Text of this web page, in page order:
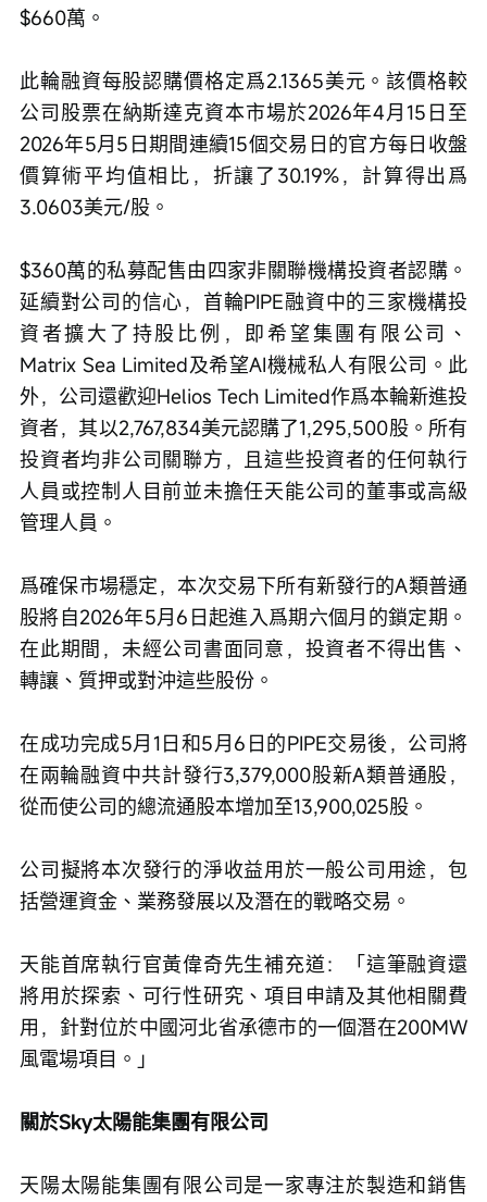
$660萬。
此輪融資每股認購價格定爲2.1365美元。該價格較
公司股票在納斯達克資本市場於2026年4月15日至
2026年5月5日期間連續15個交易日的官方每日收盤
價算術平均值相比，折讓了30.19%，計算得出爲
3.0603美元/股。
$360萬的私募配售由四家非關聯機構投資者認購。
延續對公司的信心，首輪PIPE融資中的三家機構投
資者擴大了持股比例，即希望集團有限公司、
Matrix Sea Limited及希望AI機械私人有限公司。此
外，公司還歡迎Helios Tech Limited作爲本輪新進投
資者，其以2,767,834美元認購了1,295,500股。所有
投資者均非公司關聯方，且這些投資者的任何執行
人員或控制人目前並未擔任天能公司的董事或高級
管理人員。
爲確保市場穩定，本次交易下所有新發行的A類普通
股將自2026年5月6日起進入爲期六個月的鎖定期。
在此期間，未經公司書面同意，投資者不得出售、
轉讓、質押或對沖這些股份。
在成功完成5月1日和5月6日的PIPE交易後，公司將
在兩輪融資中共計發行3,379,000股新A類普通股，
從而使公司的總流通股本增加至13,900,025股。
公司擬將本次發行的淨收益用於一般公司用途，包
括營運資金、業務發展以及潛在的戰略交易。
天能首席執行官黃偉奇先生補充道：「這筆融資還
將用於探索、可行性研究、項目申請及其他相關費
用，針對位於中國河北省承德市的一個潛在200MW
風電場項目。」
關於Sky太陽能集團有限公司
天陽太陽能集團有限公司是一家專注於製造和銷售